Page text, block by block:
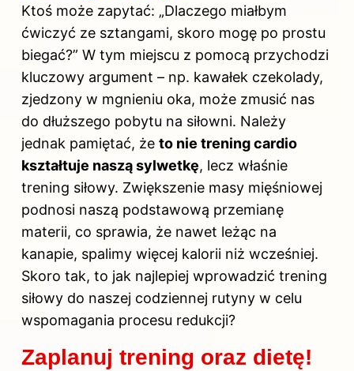
Ktoś może zapytać: „Dlaczego miałbym
ćwiczyć ze sztangami, skoro mogę po prostu
biegać?” W tym miejscu z pomocą przychodzi
kluczowy argument – np. kawałek czekolady,
zjedzony w mgnieniu oka, może zmusić nas
do dłuższego pobytu na siłowni. Należy
jednak pamiętać, że to nie trening cardio
kształtuje naszą sylwetkę, lecz właśnie
trening siłowy. Zwiększenie masy mięśniowej
podnosi naszą podstawową przemianę
materii, co sprawia, że nawet leżąc na
kanapie, spalimy więcej kalorii niż wcześniej.
Skoro tak, to jak najlepiej wprowadzić trening
siłowy do naszej codziennej rutyny w celu
wspomagania procesu redukcji?
Zaplanuj trening oraz dietę!